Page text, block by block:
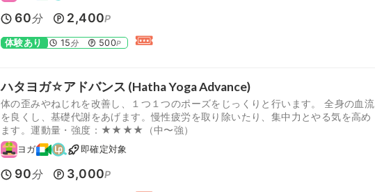
60分 2,400P
体験あり 15分 500P
ハタヨガ☆アドバンス (Hatha Yoga Advance)
体の歪みやねじれを改善し、１つ１つのポーズをじっくりと行います。 全身の血流
を良くし、基礎代謝をあげます。慢性疲労を取り除いたり、集中力とやる気を高め
ます。運動量・強度：★★★★（中〜強）
ヨガ 即確定対象
90分 3,000P